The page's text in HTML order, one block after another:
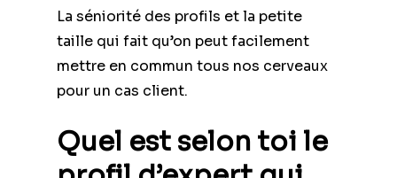
La séniorité des profils et la petite
taille qui fait qu’on peut facilement
mettre en commun tous nos cerveaux
pour un cas client.
Quel est selon toi le